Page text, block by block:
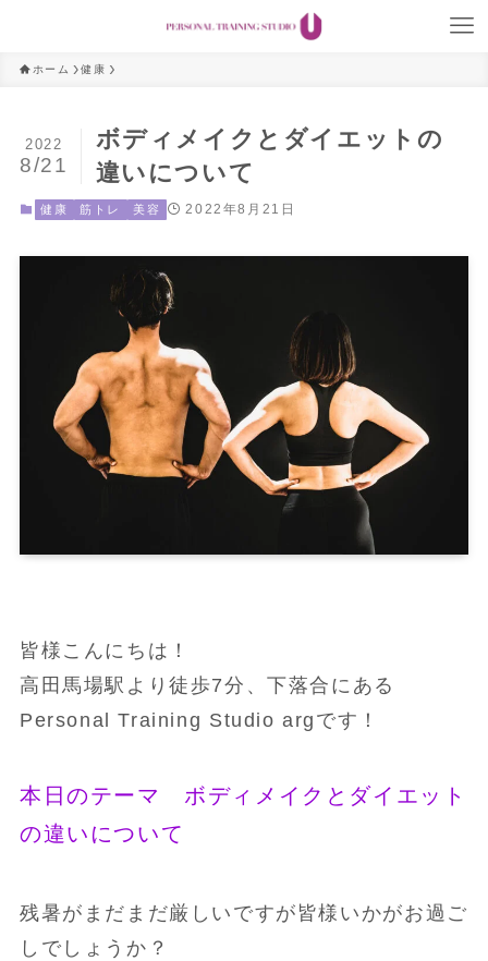
ホーム 健康
ボディメイクとダイエットの
違いについて
2022
8/21
健康 筋トレ 美容 2022年8月21日
皆様こんにちは！
高田馬場駅より徒歩7分、下落合にある
Personal Training Studio argです！
本日のテーマ ボディメイクとダイエット
の違いについて
残暑がまだまだ厳しいですが皆様いかがお過ご
しでしょうか？